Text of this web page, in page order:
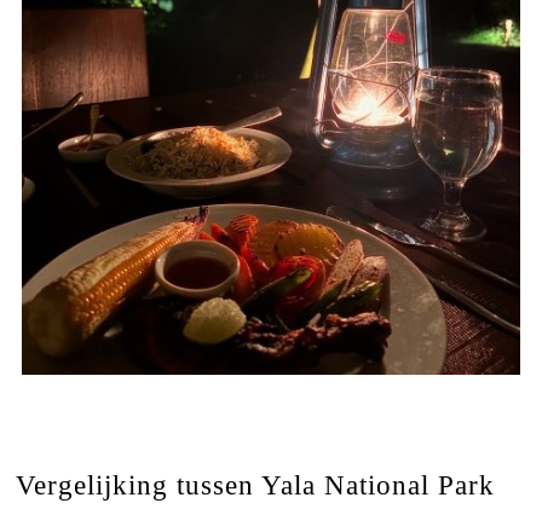
Vergelijking tussen Yala National Park